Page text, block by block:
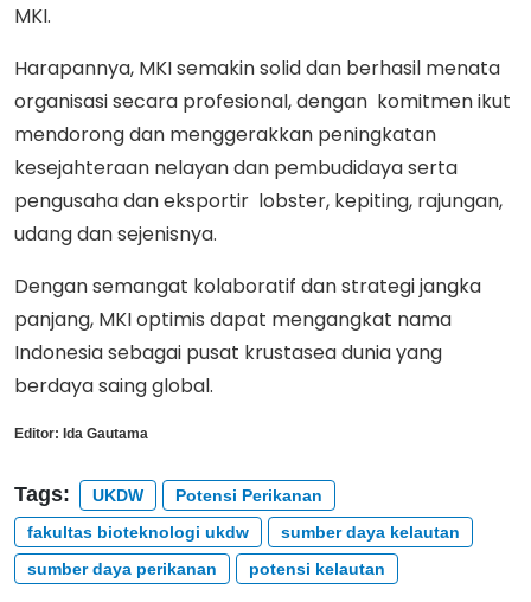
MKI.
Harapannya, MKI semakin solid dan berhasil menata
organisasi secara profesional, dengan komitmen ikut
mendorong dan menggerakkan peningkatan
kesejahteraan nelayan dan pembudidaya serta
pengusaha dan eksportir lobster, kepiting, rajungan,
udang dan sejenisnya.
Dengan semangat kolaboratif dan strategi jangka
panjang, MKI optimis dapat mengangkat nama
Indonesia sebagai pusat krustasea dunia yang
berdaya saing global.
Editor: Ida Gautama
Tags: UKDW
Potensi Perikanan
fakultas bioteknologi ukdw
sumber daya kelautan
sumber daya perikanan
potensi kelautan